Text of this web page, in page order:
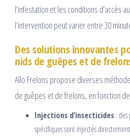
l’infestation et les conditions d’accès
l’intervention peut varier entre 30
Des solutions innovantes
nids de guêpes et de
Allo Frelons propose diverses
de guêpes et de frelons, en fonction
Injections d’insecticides :
spécifiques sont injectés